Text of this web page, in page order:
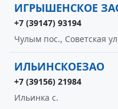
ИГРЫШЕНСКОЕ
+7 (39147) 93194
Чулым пос., Советская
ИЛЬИНСКОЕЗАО
+7 (39156) 21984
Ильинка с.